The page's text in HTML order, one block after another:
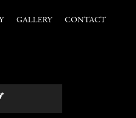
GALLERY CONTACT